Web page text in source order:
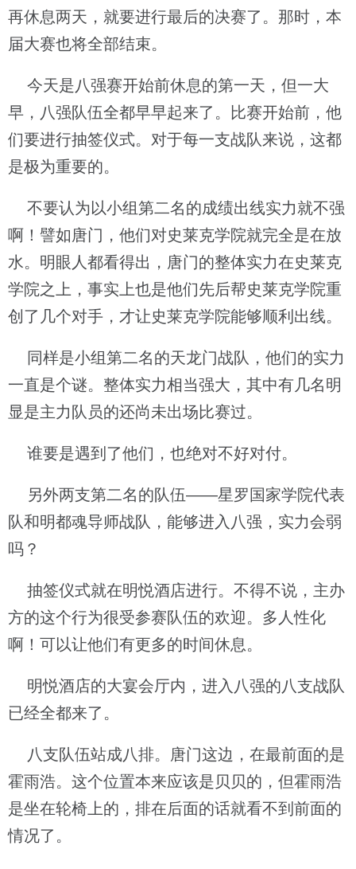
再休息两天，就要进行最后的决赛了。那时，本
届大赛也将全部结束。
今天是八强赛开始前休息的第一天，但一大
早，八强队伍全都早早起来了。比赛开始前，他
们要进行抽签仪式。对于每一支战队来说，这都
是极为重要的。
不要认为以小组第二名的成绩出线实力就不强
啊！譬如唐门，他们对史莱克学院就完全是在放
水。明眼人都看得出，唐门的整体实力在史莱克
学院之上，事实上也是他们先后帮史莱克学院重
创了几个对手，才让史莱克学院能够顺利出线。
同样是小组第二名的天龙门战队，他们的实力
一直是个谜。整体实力相当强大，其中有几名明
显是主力队员的还尚未出场比赛过。
谁要是遇到了他们，也绝对不好对付。
另外两支第二名的队伍——星罗国家学院代表
队和明都魂导师战队，能够进入八强，实力会弱
吗？
抽签仪式就在明悦酒店进行。不得不说，主办
方的这个行为很受参赛队伍的欢迎。多人性化
啊！可以让他们有更多的时间休息。
明悦酒店的大宴会厅内，进入八强的八支战队
已经全都来了。
八支队伍站成八排。唐门这边，在最前面的是
霍雨浩。这个位置本来应该是贝贝的，但霍雨浩
是坐在轮椅上的，排在后面的话就看不到前面的
情况了。